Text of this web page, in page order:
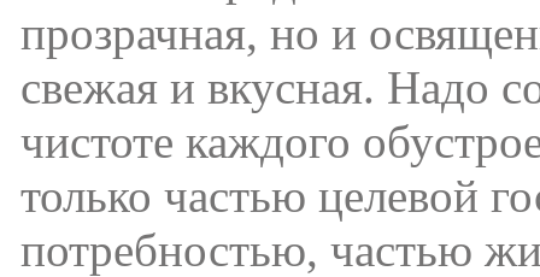
прозрачная, но и
свежая и вкусная. Надо
чистоте каждого
только частью целевой
потребностью, частью